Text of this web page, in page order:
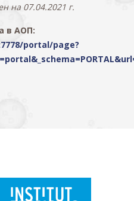
на 07.04.2021 г.
в АОП:
portal/page?